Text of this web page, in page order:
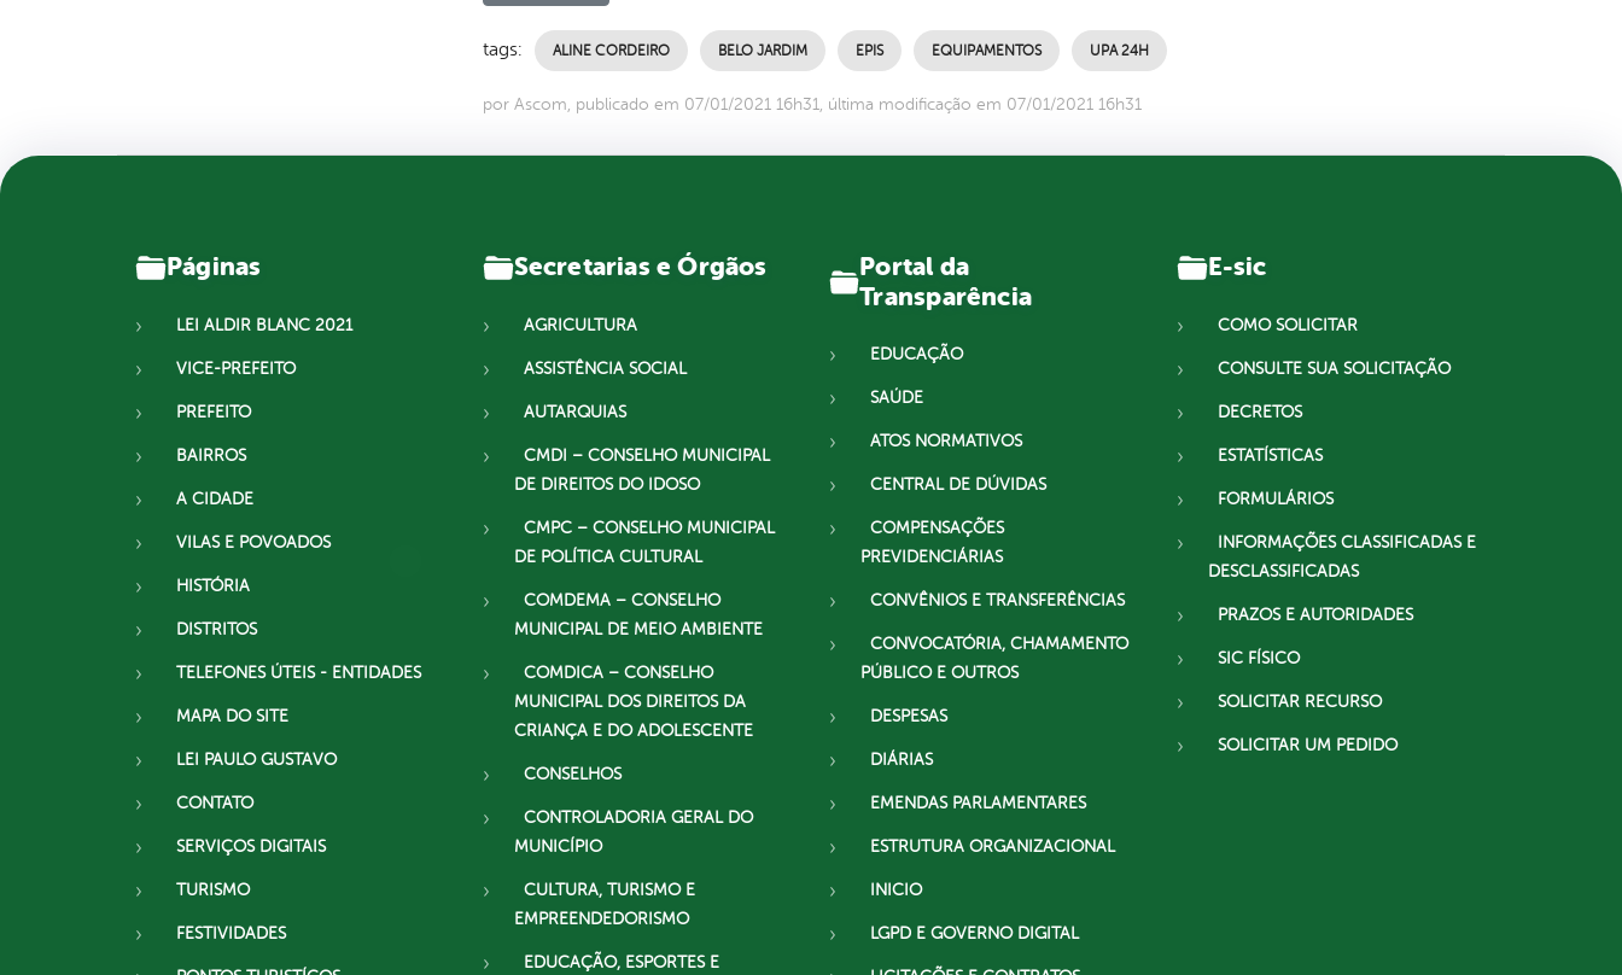
tags: ALINE CORDEIRO BELO JARDIM EPIS EQUIPAMENTOS UPA 24H
por Ascom, publicado em 07/01/2021 16h31, última modificação em 07/01/2021 16h31
Páginas
LEI ALDIR BLANC 2021
VICE-PREFEITO
PREFEITO
BAIRROS
A CIDADE
VILAS E POVOADOS
HISTÓRIA
DISTRITOS
TELEFONES ÚTEIS - ENTIDADES
MAPA DO SITE
LEI PAULO GUSTAVO
CONTATO
SERVIÇOS DIGITAIS
TURISMO
FESTIVIDADES
Secretarias e Órgãos
AGRICULTURA
ASSISTÊNCIA SOCIAL
AUTARQUIAS
CMDI – CONSELHO MUNICIPAL
DE DIREITOS DO IDOSO
CMPC – CONSELHO MUNICIPAL
DE POLÍTICA CULTURAL
COMDEMA – CONSELHO
MUNICIPAL DE MEIO AMBIENTE
COMDICA – CONSELHO
MUNICIPAL DOS DIREITOS DA
CRIANÇA E DO ADOLESCENTE
CONSELHOS
CONTROLADORIA GERAL DO
MUNICÍPIO
CULTURA, TURISMO E
EMPREENDEDORISMO
EDUCAÇÃO, ESPORTES E
Portal da
Transparência
EDUCAÇÃO
SAÚDE
ATOS NORMATIVOS
CENTRAL DE DÚVIDAS
COMPENSAÇÕES
PREVIDENCIÁRIAS
CONVÊNIOS E TRANSFERÊNCIAS
CONVOCATÓRIA, CHAMAMENTO
PÚBLICO E OUTROS
DESPESAS
DIÁRIAS
EMENDAS PARLAMENTARES
ESTRUTURA ORGANIZACIONAL
INICIO
LGPD E GOVERNO DIGITAL
E-sic
COMO SOLICITAR
CONSULTE SUA SOLICITAÇÃO
DECRETOS
ESTATÍSTICAS
FORMULÁRIOS
INFORMAÇÕES CLASSIFICADAS E
DESCLASSIFICADAS
PRAZOS E AUTORIDADES
SIC FÍSICO
SOLICITAR RECURSO
SOLICITAR UM PEDIDO